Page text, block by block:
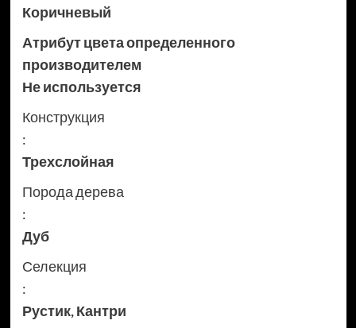
Коричневый
Атрибут цвета определенного
производителем
Не используется
Конструкция
:
Трехслойная
Порода дерева
:
Дуб
Селекция
:
Рустик,Кантри